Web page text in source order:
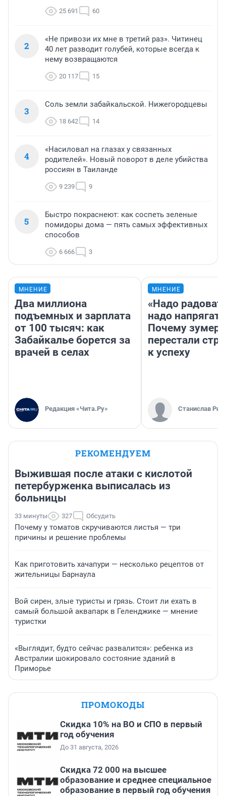
25 691 60
2
«Не привози их мне в третий раз». Читинец
40 лет разводит голубей, которые всегда к
нему возвращаются
20 117 15
3
Соль земли забайкальской. Нижегородцевы
18 642 14
4
«Насиловал на глазах у связанных
родителей». Новый поворот в деле убийства
россиян в Таиланде
9 239 9
5
Быстро покраснеют: как соспеть зеленые
помидоры дома — пять самых эффективных
способов
6 666 3
МНЕНИЕ
Два миллиона
подъемных и зарплата
от 100 тысяч: как
Забайкалье борется за
врачей в селах
Редакция «Чита.Ру»
МНЕНИЕ
«Надо
надо
Почему
перестали
к успеху
Станислав
РЕКОМЕНДУЕМ
Выжившая после атаки с кислотой
петербурженка выписалась из
больницы
33 минуты 327 Обсудить
Почему у томатов скручиваются листья — три
причины и решение проблемы
Как приготовить хачапури — несколько рецептов от
жительницы Барнаула
Вой сирен, злые туристы и грязь. Стоит ли ехать в
самый большой аквапарк в Геленджике — мнение
туристки
«Выглядит, будто сейчас развалится»: ребенка из
Австралии шокировало состояние зданий в
Приморье
ПРОМОКОДЫ
Скидка 10% на ВО и СПО в первый
год обучения
До 31 августа, 2026
Скидка 72 000 на высшее
образование и среднее специальное
образование в первый год обучения